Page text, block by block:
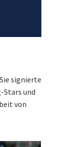
signierte
Stars und
von